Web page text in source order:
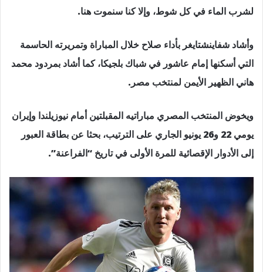
لشرب الماء في كل شوط، وإلا كنا سنموت هنا.
وأشاد شفاينشتايغر بأداء صلاح خلال المباراة وتمريرته الحاسمة
التي أسكنها إمام عاشور في شباك بلجيكا، كما أشاد بمردود محمد
هاني الظهير الأيمن لمنتخب مصر.
ويخوض المنتخب المصري مباراتيه المقبلتين أمام نيوزيلندا وإيران
يومي 22 و26 يونيو الجاري على الترتيب، بحثا عن بطاقة العبور
إلى الأدوار الإقصائية للمرة الأولى في تاريخ “الفراعنة”.